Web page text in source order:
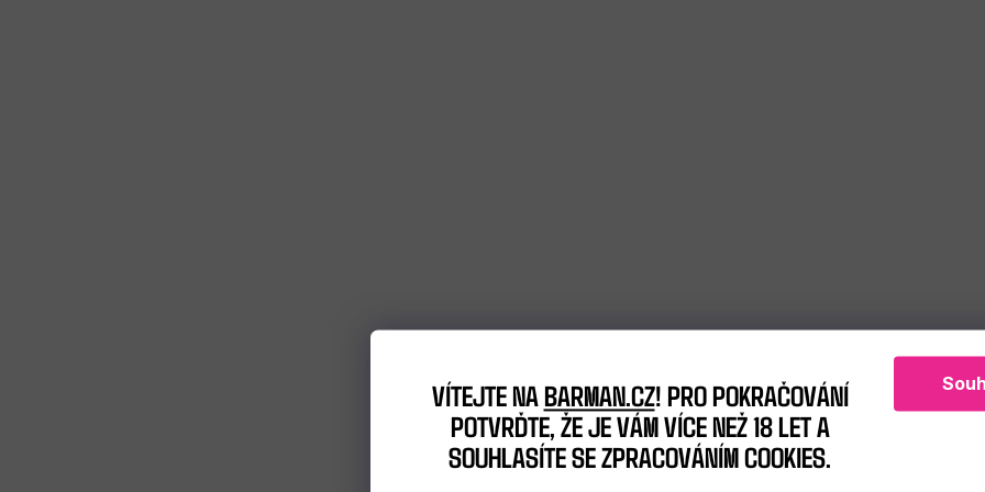
VÍTEJTE NABARMAN.CZ! PRO POKRAČOVÁNÍ
POTVRĎTE, ŽE JE VÁM VÍCE NEŽ 18 LET A
SOUHLASÍTE SE ZPRACOVÁNÍM COOKIES.